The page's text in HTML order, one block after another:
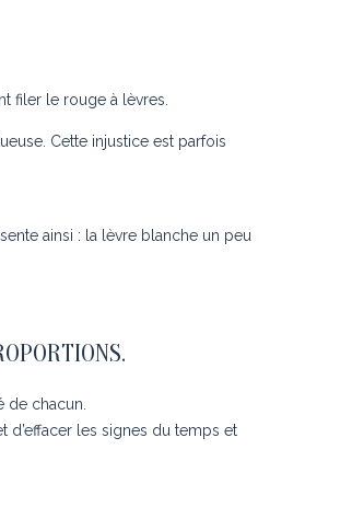
filer le rouge à lèvres.
Cette injustice est parfois
ainsi : la lèvre blanche un peu
chacun.
d’effacer les signes du temps et